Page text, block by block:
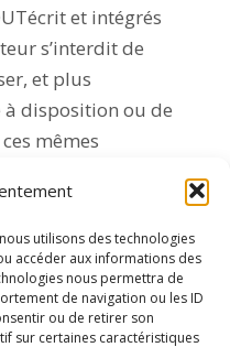
utilisons des technologies
accéder aux informations des
nous permettra de
de navigation ou les ID
ou de retirer son
sur certaines caractéristiques
et intégrés
s’interdit de
et plus
disposition ou de
mêmes
de
mêmes
l’accord du
faire mention ou
des